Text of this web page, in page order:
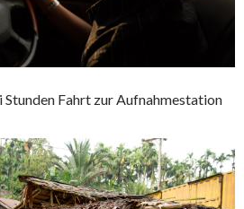
Stunden Fahrt zur Aufnahmestation